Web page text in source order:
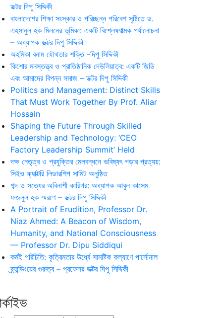
ডক্টর দিপু সিদ্দিকী
বাংলাদেশের শিক্ষা সংস্কার ও পরিচ্ছন্ন পরিবেশ সৃষ্টিতে ড.
এহসানুল হক মিলনের ভূমিকা: একটি বিশ্লেষণাত্মক পর্যালোচনা
– অধ্যাপক ডক্টর দিপু সিদ্দিকী
অহমিকা বনাম যৌথতার শক্তি -দিপু সিদ্দিকী
কিশোর মনস্তত্ত্ব ও প্রাতিষ্ঠানিক দেউলিয়াত্ব: একটি জিডি
এবং আমাদের বিপন্ন সমাজ – ডক্টর দিপু সিদ্দিকী
Politics and Management: Distinct Skills
That Must Work Together By Prof. Aliar
Hossain
Shaping the Future Through Skilled
Leadership and Technology: ‘CEO
Factory Leadership Summit’ Held
দক্ষ নেতৃত্ব ও প্রযুক্তির মেলবন্ধনে ভবিষ্যৎ গড়ার প্রত্যয়:
সিইও ফ্যাক্টরি লিডারশিপ সামিট অনুষ্ঠিত
শব্দ ও সত্যের অবিনাশী কারিগর: অধ্যাপক আবুল কাসেম
ফজলুল হক স্মরণে – ডক্টর দিপু সিদ্দিকী
A Portrait of Erudition, Professor Dr.
Niaz Ahmed: A Beacon of Wisdom,
Humanity, and National Consciousness
— Professor Dr. Dipu Siddiqui
কর্মই পরিচিতি: কৃত্রিমতার ঊর্ধ্বে সামষ্টিক কল্যাণে পার্সোনাল
ব্র্যান্ডিংয়ের গুরুত্ব – প্রফেসর ডক্টর দিপু সিদ্দিকী